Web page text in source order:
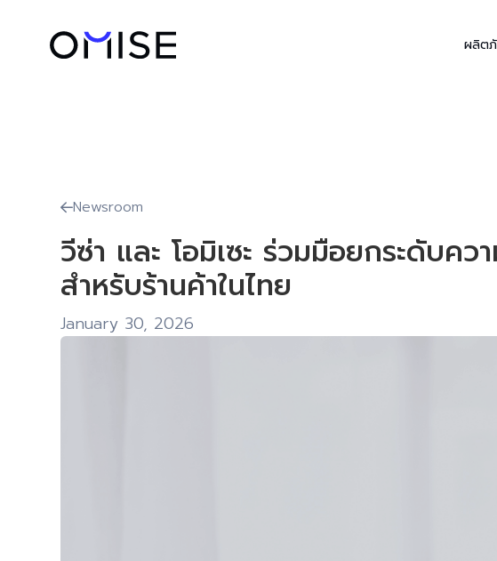
ผลิต
Newsroom
วีซ่า และ โอมิเซะ ร่วมมือยกระดับค
สำหรับร้านค้าในไทย
January 30, 2026